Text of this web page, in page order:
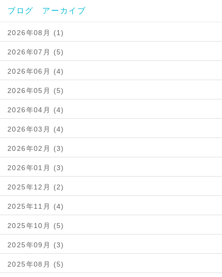
ブログ アーカイブ
2026年08月 (1)
2026年07月 (5)
2026年06月 (4)
2026年05月 (5)
2026年04月 (4)
2026年03月 (4)
2026年02月 (3)
2026年01月 (3)
2025年12月 (2)
2025年11月 (4)
2025年10月 (5)
2025年09月 (3)
2025年08月 (5)